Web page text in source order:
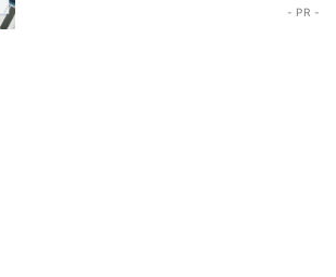
- PR -